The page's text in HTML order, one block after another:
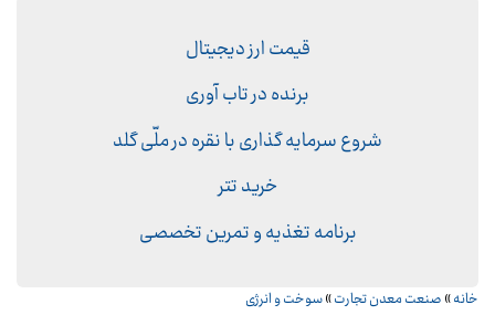
قیمت ارز دیجیتال
برنده در تاب آوری
شروع سرمایه گذاری با نقره در ملّی گلد
خرید تتر
برنامه تغذیه و تمرین تخصصی